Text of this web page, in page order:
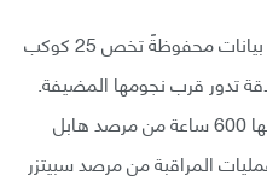
استخدم علماء الفلك في هذا البحث بيانات محفوظةً تخص 25 كوكب
تدور قرب نجومها المضيفة.
تضمنت البيانات عمليات مراقبة مدتها 600 ساعة من مرصد هابل
400 ساعة من عمليات المراقبة من مرصد سبيتزر